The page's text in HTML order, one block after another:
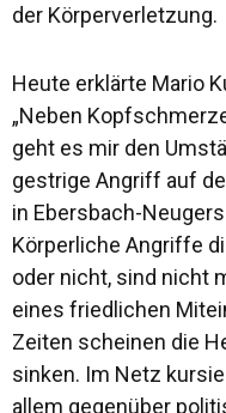
der Körperverletzung.
Heute erklärte Mario
„Neben
geht es mir den
gestrige Angriff auf
in Ebersbach-
Körperliche Angriffe
oder nicht, sind nicht
eines friedlichen
Zeiten scheinen die
sinken. Im Netz
allem gegenüber